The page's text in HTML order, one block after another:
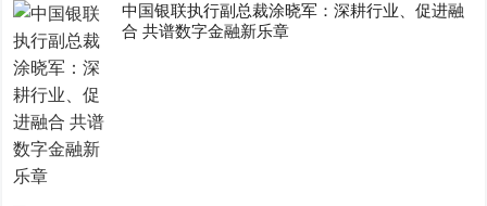
中国银联执行副总裁涂晓军：深耕行业、促进融
合 共谱数字金融新乐章